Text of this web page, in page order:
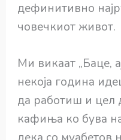
дефинитивно
човечкиот живот.
Ми викаат „Баце,
некоја година
да работиш и цел
кафиња ко бува